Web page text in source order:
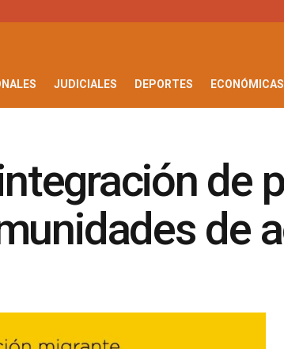
JUDICIALES DEPORTES ECONÓMICAS
de
de